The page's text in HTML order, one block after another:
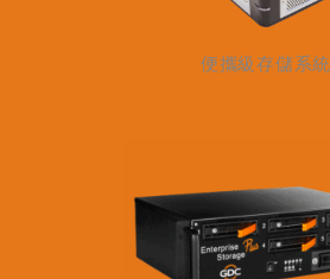
便攜級存儲系統